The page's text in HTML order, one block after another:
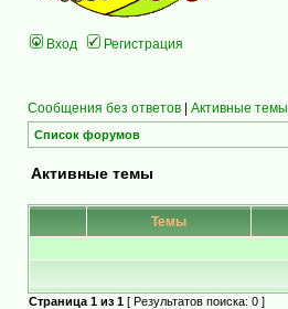
Вход Регистрация
Сообщения без ответов | Активные темы
Список форумов
Активные темы
Темы
Страница 1 из 1 [ Результатов поиска: 0 ]